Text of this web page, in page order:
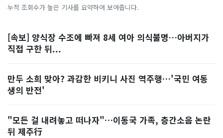
누적 조회수가 높은 기사를 요약하여 보여줍니다.
[속보] 양식장 수조에 빠져 8세 여아 의식불명…아버지가
직접 구한 뒤...
만두 소희 맞아? 과감한 비키니 사진 역주행…'국민 여동
생의 반전'
"모든 걸 내려놓고 떠나자"…이동국 가족, 층간소음 논란
뒤 제주行